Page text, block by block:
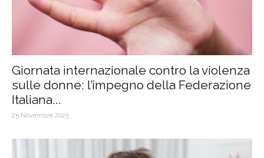
Giornata internazionale contro la violenza
sulle donne: l’impegno della Federazione
Italiana...
25 Novembre 2025